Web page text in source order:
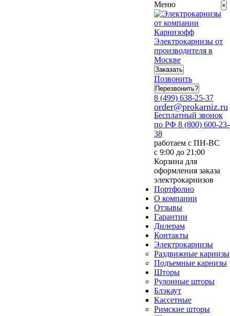
Меню
Электрокарнизы от
производителя в
Москве
Заказать
Позвонить
Перезвонить?
8 (499) 638-25-37
order@prokarniz.ru
Бесплатный звонок
по РФ 8 (800) 600-23-
38
работаем с ПН-ВС
с 9:00 до 21:00
Корзина для
оформления заказа
электрокарнизов
Портфолио
О компании
Отзывы
Гарантии
Дилерам
Контакты
Электрокарнизы
Раздвижные карнизы
Подъемные карнизы
Шторы
Рулонные шторы
Блэкаут
Кассетные
Римские шторы
×